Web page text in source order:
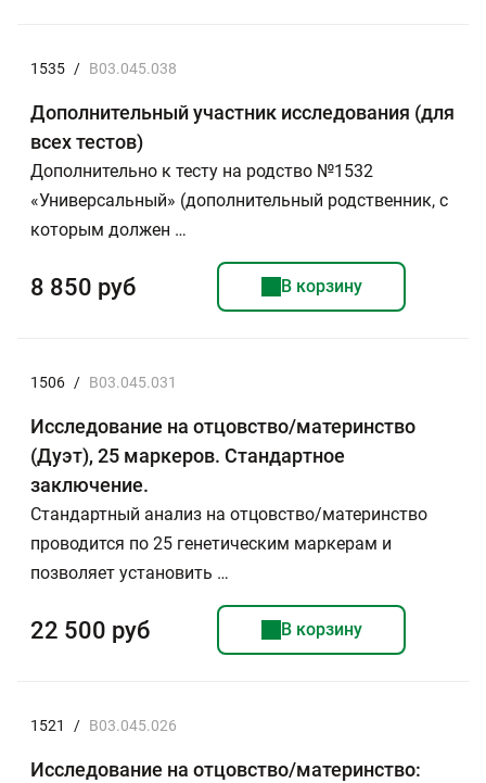
1535 / B03.045.038
Дополнительный участник исследования (для
всех тестов)
Дополнительно к тесту на родство №1532
«Универсальный» (дополнительный родственник, с
которым должен …
8 850 руб В корзину
1506 / B03.045.031
Исследование на отцовство/материнство
(Дуэт), 25 маркеров. Стандартное
заключение.
Стандартный анализ на отцовство/материнство
проводится по 25 генетическим маркерам и
позволяет установить …
22 500 руб В корзину
1521 / B03.045.026
Исследование на отцовство/материнство: